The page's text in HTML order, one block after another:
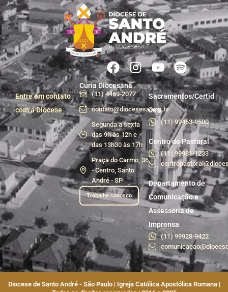
Entre em contato
com a Diocese
Cúria Diocesana
(11) 4469-2077
contato@diocesesa.org.br
Segunda a sexta
das 9h às 12h e
das 13h30 às 17h
Praça do Carmo, 36
- Centro, Santo
André - SP
Trabalhe conosco
Sacramentos/Certid
ões
(11) 99463-9500
Centro de Pastoral
(11) 99981-1233
Departamento de
Comunicação e
Assessoria de
Imprensa
(11) 99928-9422
Diocese de Santo André - São Paulo | Igreja Católica Apostólica Romana |